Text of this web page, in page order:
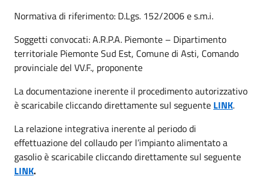
Normativa di riferimento: D.Lgs. 152/2006 e s.m.i.
Soggetti convocati: A.R.P.A. Piemonte – Dipartimento
territoriale Piemonte Sud Est, Comune di Asti, Comando
provinciale del VV.F., proponente
La documentazione inerente il procedimento autorizzativo
è scaricabile cliccando direttamente sul seguente LINK.
La relazione integrativa inerente al periodo di
effettuazione del collaudo per l’impianto alimentato a
gasolio è scaricabile cliccando direttamente sul seguente
LINK.